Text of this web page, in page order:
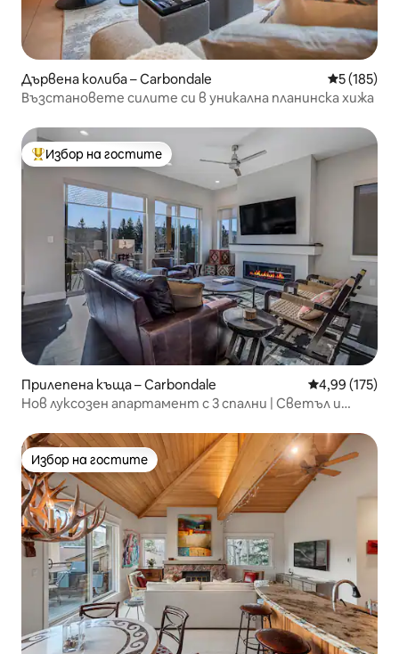
Дървена колиба – Carbondale Средна
5 (185)
Възстановете силите си в уникална планинска хижа
Най-популярен избор на гостите
Избор на гостите
Прилепена къща – Carbondale Средна
4,99 (175)
Нов луксозен апартамент с 3 спални | Светъл и
Избор на гостите
Избор на гостите